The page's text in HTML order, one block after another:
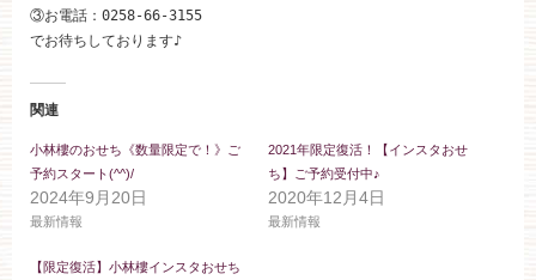
小林楼の結婚式 レストラン＆パーティー
③お電話：0258‐66‐3155
でお待ちしております♪
関連
小林樓のおせち《数量限定で！》ご
予約スタート(^^)/
2024年9月20日
最新情報
2021年限定復活！【インスタおせ
ち】ご予約受付中♪
2020年12月4日
最新情報
【限定復活】小林樓インスタおせち